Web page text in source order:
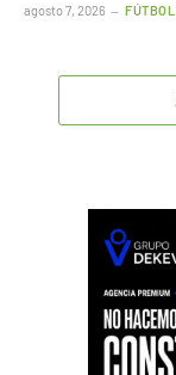
agosto 7, 2026